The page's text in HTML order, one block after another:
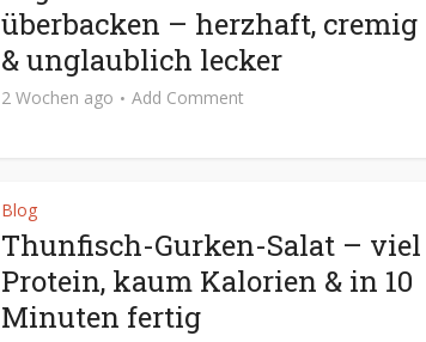
überbacken – herzhaft, cremig
& unglaublich lecker
2 Wochen ago Add Comment
Blog
Thunfisch-Gurken-Salat – viel
Protein, kaum Kalorien & in 10
Minuten fertig